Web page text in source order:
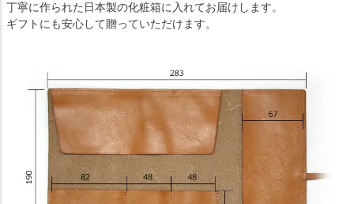
丁寧に作られた日本製の化粧箱に入れてお届けします。
ギフトにも安心して贈っていただけます。